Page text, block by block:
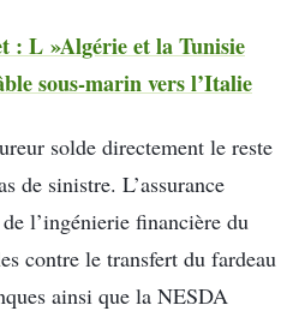
: L »Algérie et la Tunisie
sous-marin vers l’Italie
solde directement le reste
de sinistre. L’assurance
l’ingénierie financière du
contre le transfert du fardeau
ainsi que la NESDA